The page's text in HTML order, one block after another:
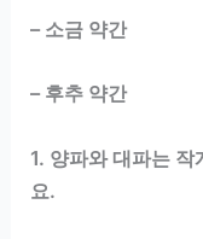
– 소금 약간
– 후추 약간
1. 양파와 대파는
요.